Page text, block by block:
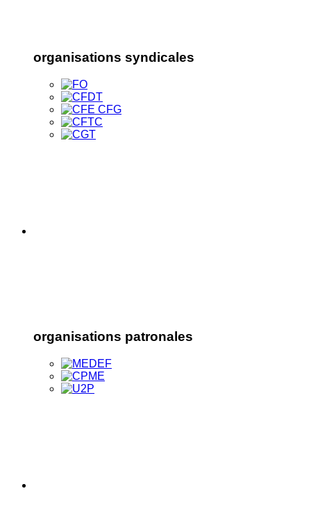
organisations syndicales
organisations patronales